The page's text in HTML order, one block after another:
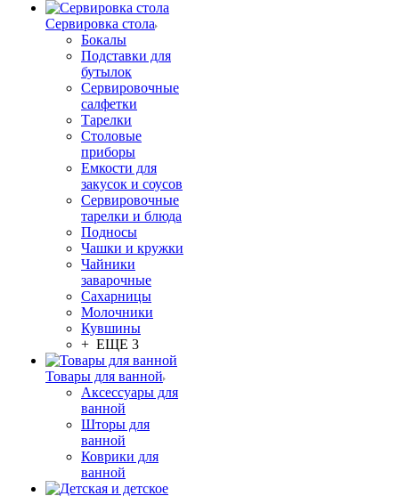
Сервировка стола
Бокалы
Подставки для
бутылок
Сервировочные
салфетки
Тарелки
Столовые
приборы
Емкости для
закусок и соусов
Сервировочные
тарелки и блюда
Подносы
Чашки и кружки
Чайники
заварочные
Сахарницы
Молочники
Кувшины
+ ЕЩЕ 3
Товары для ванной
Аксессуары для
ванной
Шторы для
ванной
Коврики для
ванной